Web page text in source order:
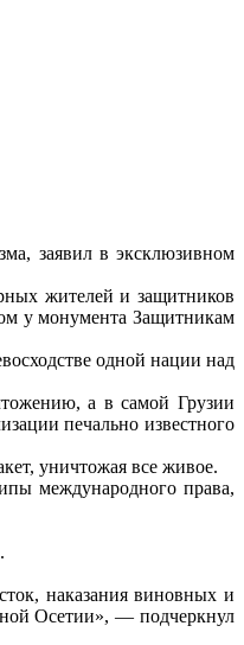
заявил в эксклюзивном
жителей и защитников
у монумента Защитникам
одной нации над
а в самой Грузии
печально известного
уничтожая все живое.
международного права,
наказания виновных и
Осетии», — подчеркнул